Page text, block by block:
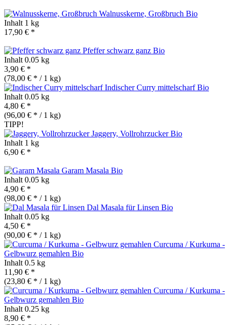
Walnusskerne, Großbruch Bio
Inhalt 1 kg
17,90 € *
Pfeffer schwarz ganz Bio
Inhalt 0.05 kg
3,90 € *
(78,00 € * / 1 kg)
Indischer Curry mittelscharfBio
Inhalt 0.05 kg
4,80 € *
(96,00 € * / 1 kg)
TIPP!
Jaggery, VollrohrzuckerBio
Inhalt 1 kg
6,90 € *
Garam Masala Bio
Inhalt 0.05 kg
4,90 € *
(98,00 € * / 1 kg)
Dal Masala für Linsen Bio
Inhalt 0.05 kg
4,50 € *
(90,00 € * / 1 kg)
Curcuma / Kurkuma -
Gelbwurz gemahlen Bio
Inhalt 0.5 kg
11,90 € *
(23,80 € * / 1 kg)
Curcuma / Kurkuma -
Gelbwurz gemahlen Bio
Inhalt 0.25 kg
8,90 € *